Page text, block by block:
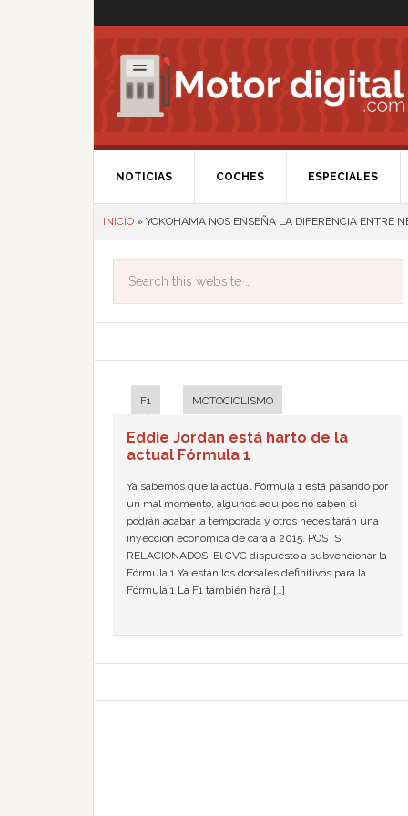
NOTICIAS COCHES ESPECIALES
INICIO » YOKOHAMA NOS ENSEÑA LA DIFERENCIA ENTRE
F1 MOTOCICLISMO
Eddie Jordan está harto de la
actual Fórmula 1
Ya sabemos que la actual Fórmula 1 está pasando por
un mal momento, algunos equipos no saben si
podrán acabar la temporada y otros necesitarán una
inyección económica de cara a 2015. POSTS
RELACIONADOS: El CVC dispuesto a subvencionar la
Fórmula 1 Ya están los dorsales definitivos para la
Fórmula 1 La F1 también hará […]